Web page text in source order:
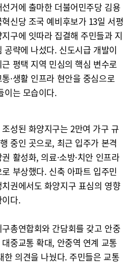
거에 출마한 더불어민주당 김용
혁신당 조국 예비후보가 13일 서평
구에 잇따라 집결해 주민들과 지
공략에 나섰다. 신도시급 개발이
평택 지역 민심의 핵심 변수로
·생활 인프라 현안을 중심으로
이는 모습이다.
성된 화양지구는 2만여 가구 규
중인 곳으로, 최근 입주가 본격
활성화, 의료·소방·치안 인프라
부상했다. 신축 아파트 입주민
권에서도 화양지구 표심의 영향
다.
총연합회와 간담회를 갖고 안중
중교통 확대, 안중역 연계 교통
한 의견을 나눴다. 주민들은 교통